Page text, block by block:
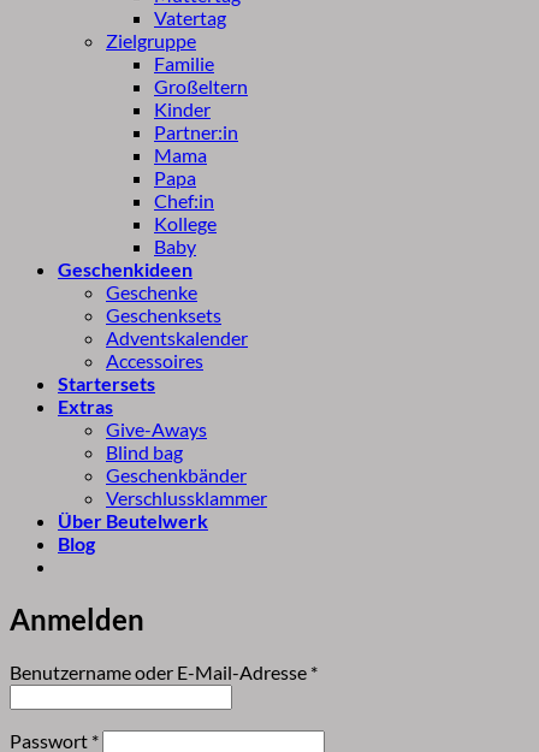
Vatertag
Zielgruppe
Familie
Großeltern
Kinder
Partner:in
Mama
Papa
Chef:in
Kollege
Baby
Geschenkideen
Geschenke
Geschenksets
Adventskalender
Accessoires
Startersets
Extras
Give-Aways
Blind bag
Geschenkbänder
Verschlussklammer
Über Beutelwerk
Blog
Anmelden
Benutzername oder E-Mail-Adresse *Erforderlich
Passwort *Erforderlich